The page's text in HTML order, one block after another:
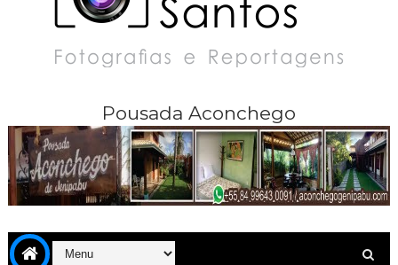
Pousada Aconchego